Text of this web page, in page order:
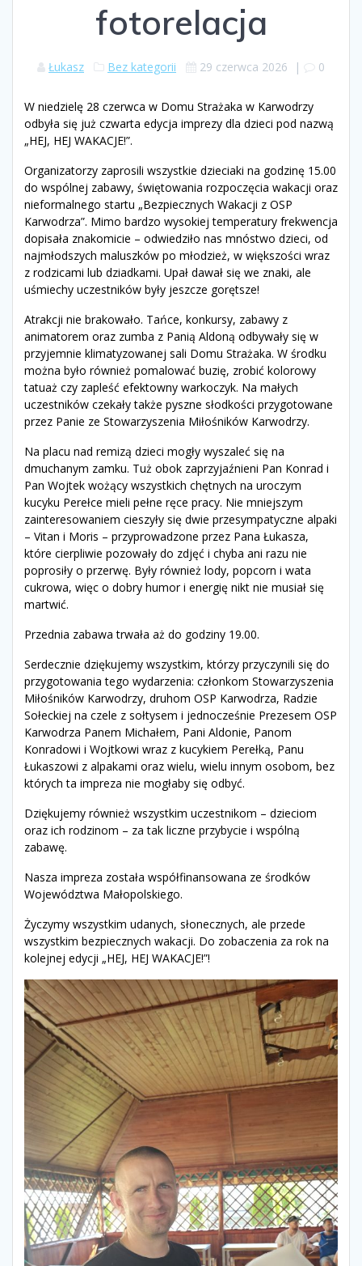
fotorelacja
Łukasz Bez kategorii 29 czerwca 2026 | 0
W niedzielę 28 czerwca w Domu Strażaka w Karwodrzy
odbyła się już czwarta edycja imprezy dla dzieci pod nazwą
„HEJ, HEJ WAKACJE!”.
Organizatorzy zaprosili wszystkie dzieciaki na godzinę 15.00
do wspólnej zabawy, świętowania rozpoczęcia wakacji oraz
nieformalnego startu „Bezpiecznych Wakacji z OSP
Karwodrza”. Mimo bardzo wysokiej temperatury frekwencja
dopisała znakomicie – odwiedziło nas mnóstwo dzieci, od
najmłodszych maluszków po młodzież, w większości wraz
z rodzicami lub dziadkami. Upał dawał się we znaki, ale
uśmiechy uczestników były jeszcze gorętsze!
Atrakcji nie brakowało. Tańce, konkursy, zabawy z
animatorem oraz zumba z Panią Aldoną odbywały się w
przyjemnie klimatyzowanej sali Domu Strażaka. W środku
można było również pomalować buzię, zrobić kolorowy
tatuaż czy zapleść efektowny warkoczyk. Na małych
uczestników czekały także pyszne słodkości przygotowane
przez Panie ze Stowarzyszenia Miłośników Karwodrzy.
Na placu nad remizą dzieci mogły wyszaleć się na
dmuchanym zamku. Tuż obok zaprzyjaźnieni Pan Konrad i
Pan Wojtek wożący wszystkich chętnych na uroczym
kucyku Perełce mieli pełne ręce pracy. Nie mniejszym
zainteresowaniem cieszyły się dwie przesympatyczne alpaki
– Vitan i Moris – przyprowadzone przez Pana Łukasza,
które cierpliwie pozowały do zdjęć i chyba ani razu nie
poprosiły o przerwę. Były również lody, popcorn i wata
cukrowa, więc o dobry humor i energię nikt nie musiał się
martwić.
Przednia zabawa trwała aż do godziny 19.00.
Serdecznie dziękujemy wszystkim, którzy przyczynili się do
przygotowania tego wydarzenia: członkom Stowarzyszenia
Miłośników Karwodrzy, druhom OSP Karwodrza, Radzie
Sołeckiej na czele z sołtysem i jednocześnie Prezesem OSP
Karwodrza Panem Michałem, Pani Aldonie, Panom
Konradowi i Wojtkowi wraz z kucykiem Perełką, Panu
Łukaszowi z alpakami oraz wielu, wielu innym osobom, bez
których ta impreza nie mogłaby się odbyć.
Dziękujemy również wszystkim uczestnikom – dzieciom
oraz ich rodzinom – za tak liczne przybycie i wspólną
zabawę.
Nasza impreza została współfinansowana ze środków
Województwa Małopolskiego.
Życzymy wszystkim udanych, słonecznych, ale przede
wszystkim bezpiecznych wakacji. Do zobaczenia za rok na
kolejnej edycji „HEJ, HEJ WAKACJE!”!